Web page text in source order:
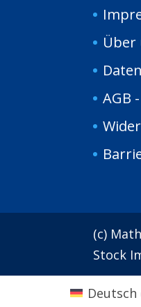
Über
Da
AGB
(c)
Stock
Deutsch